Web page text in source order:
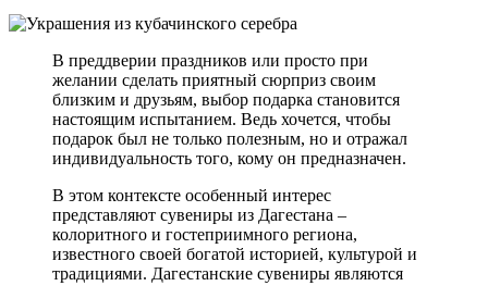
В преддверии праздников или просто при
желании сделать приятный сюрприз своим
близким и друзьям, выбор подарка становится
настоящим испытанием. Ведь хочется, чтобы
подарок был не только полезным, но и отражал
индивидуальность того, кому он предназначен.
В этом контексте особенный интерес
представляют сувениры из Дагестана –
колоритного и гостеприимного региона,
известного своей богатой историей, культурой и
традициями. Дагестанские сувениры являются